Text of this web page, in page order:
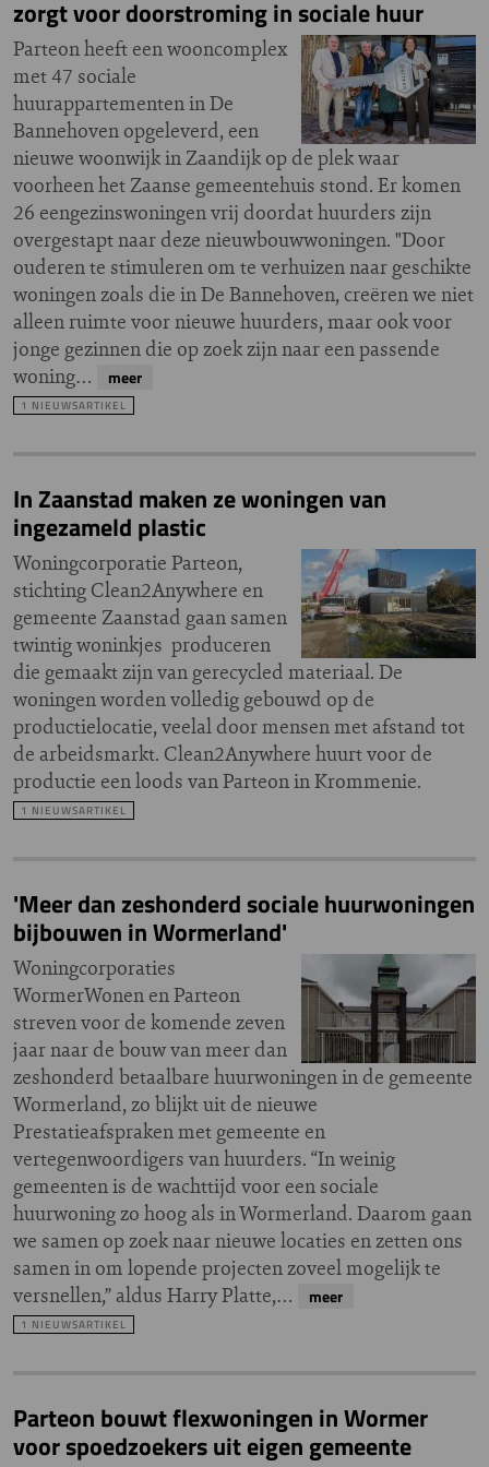
zorgt voor doorstroming in sociale huur
Parteon heeft een wooncomplex
met 47 sociale
huurappartementen in De
Bannehoven opgeleverd, een
nieuwe woonwijk in Zaandijk op de plek waar
voorheen het Zaanse gemeentehuis stond. Er komen
26 eengezinswoningen vrij doordat huurders zijn
overgestapt naar deze nieuwbouwwoningen. "Door
ouderen te stimuleren om te verhuizen naar geschikte
woningen zoals die in De Bannehoven, creëren we niet
alleen ruimte voor nieuwe huurders, maar ook voor
jonge gezinnen die op zoek zijn naar een passende
woning…
meer
1 NIEUWSARTIKEL
In Zaanstad maken ze woningen van
ingezameld plastic
Woningcorporatie Parteon,
stichting Clean2Anywhere en
gemeente Zaanstad gaan samen
twintig woninkjes produceren
die gemaakt zijn van gerecycled materiaal. De
woningen worden volledig gebouwd op de
productielocatie, veelal door mensen met afstand tot
de arbeidsmarkt. Clean2Anywhere huurt voor de
productie een loods van Parteon in Krommenie.
1 NIEUWSARTIKEL
'Meer dan zeshonderd sociale huurwoningen
bijbouwen in Wormerland'
Woningcorporaties
WormerWonen en Parteon
streven voor de komende zeven
jaar naar de bouw van meer dan
zeshonderd betaalbare huurwoningen in de gemeente
Wormerland, zo blijkt uit de nieuwe
Prestatieafspraken met gemeente en
vertegenwoordigers van huurders. “In weinig
gemeenten is de wachttijd voor een sociale
huurwoning zo hoog als in Wormerland. Daarom gaan
we samen op zoek naar nieuwe locaties en zetten ons
samen in om lopende projecten zoveel mogelijk te
versnellen,” aldus Harry Platte,…
meer
1 NIEUWSARTIKEL
Parteon bouwt flexwoningen in Wormer
voor spoedzoekers uit eigen gemeente